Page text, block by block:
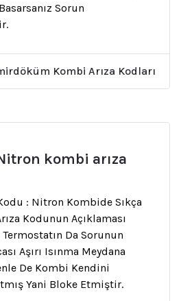
Sorun
Kombi Arıza Kodları
kombi arıza
: Nitron Kombide Sıkça
Kodunun Açıklaması
Da Sorunun
Aşırı Isınma Meydana
De Kombi Kendini
Yani Bloke Etmiştir.